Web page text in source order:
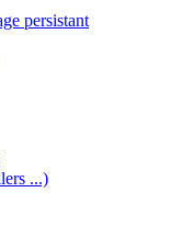
persistant
...)